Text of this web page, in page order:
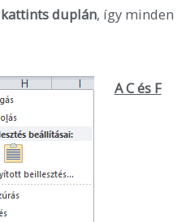
kattints duplán, így minden
A C és F